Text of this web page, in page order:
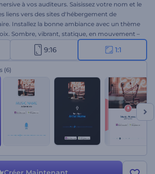
à vos auditeurs. Saisissez votre nom et le
liens vers des sites d'hébergement de
Installez la bonne ambiance avec un thème
Sombre, vibrant, statique, en mouvement –
de podcast dispose de tout ce qu'il faut. Parfait
autres projets de voix off. Essayez-le donc dès
9:16 1:1
(6)